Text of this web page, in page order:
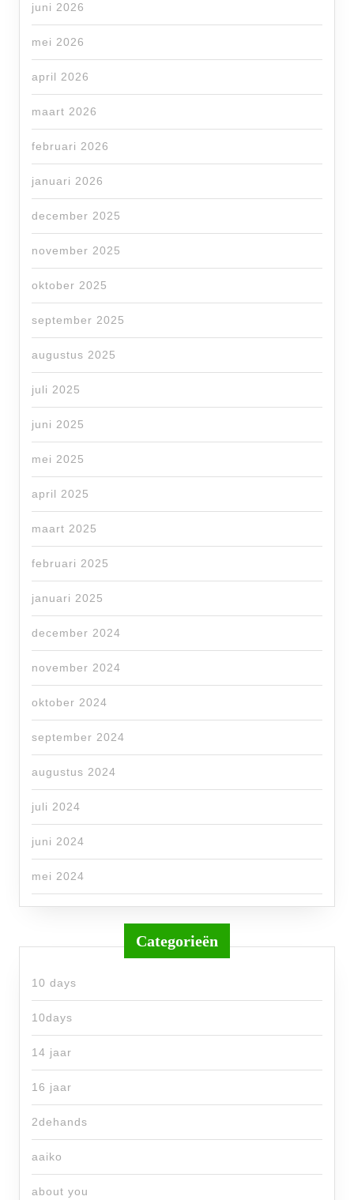
juni 2026
mei 2026
april 2026
maart 2026
februari 2026
januari 2026
december 2025
november 2025
oktober 2025
september 2025
augustus 2025
juli 2025
juni 2025
mei 2025
april 2025
maart 2025
februari 2025
januari 2025
december 2024
november 2024
oktober 2024
september 2024
augustus 2024
juli 2024
juni 2024
mei 2024
Categorieën
10 days
10days
14 jaar
16 jaar
2dehands
aaiko
about you